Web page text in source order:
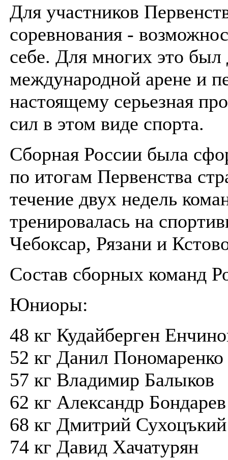
Для участников
соревнования -
себе. Для многих это
международной арене и
настоящему серьезная
сил в этом виде спорта.
Сборная России была
по итогам Первенства
течение двух недель
тренировалась на
Чебоксар, Рязани и
Состав сборных команд
Юниоры:
48 кг Кудайберген
52 кг Данил Пономаренко
57 кг Владимир Балыков
62 кг Александр Бондарев
68 кг Дмитрий Сухоцъкий
74 кг Давид Хачатурян